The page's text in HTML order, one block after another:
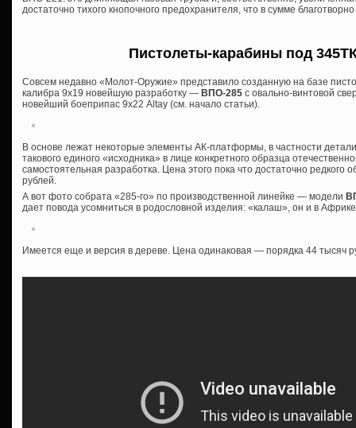
достаточно тихого кнопочного предохранителя, что в сумме
Пистолеты-карабины под
Совсем недавно «Молот-Оружие» представило созданную на базе
калибра 9х19 новейшую разработку — ВПО-285 с овально-винтовой
новейший боеприпас 9х22 Altay (см. начало статьи).
В основе лежат некоторые элементы АК-платформы, в частности
такового единого «исходника» в лице конкретного образца
самостоятельная разработка. Цена этого пока что достаточно редкого
рублей.
А вот фото собрата «285-го» по производственной линейке — модели
дает повода усомниться в родословной изделия: «калаш», он и в
Имеется еще и версия в дереве. Цена одинаковая — порядка 44 тысяч